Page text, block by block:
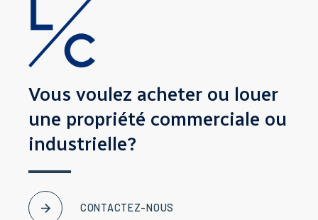
Vous voulez acheter ou louer
une propriété commerciale ou
industrielle?
CONTACTEZ-NOUS